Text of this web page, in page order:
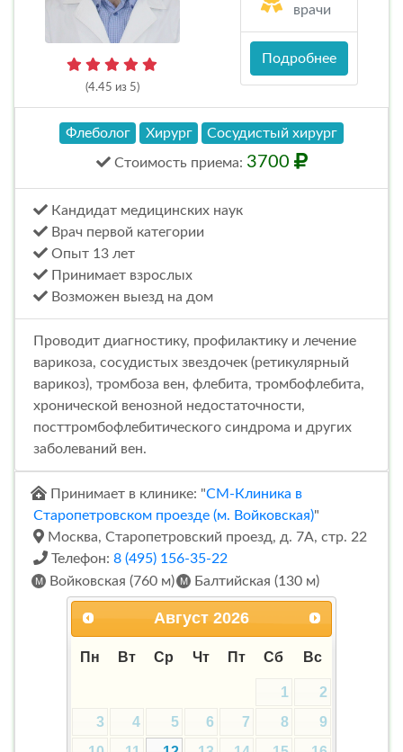
(4.45 из 5)
врачи
Подробнее
Флеболог Хирург Сосудистый хирург
Стоимость приема: 3700
Кандидат медицинских наук
Врач первой категории
Опыт 13 лет
Принимает взрослых
Возможен выезд на дом
Проводит диагностику, профилактику и лечение
варикоза, сосудистых звездочек (ретикулярный
варикоз), тромбоза вен, флебита, тромбофлебита,
хронической венозной недостаточности,
посттромбофлебитического синдрома и других
заболеваний вен.
Принимает в клинике: "СМ-Клиника в
Старопетровском проезде (м. Войковская)"
Москва, Старопетровский проезд, д. 7А, стр. 22
Телефон: 8 (495) 156-35-22
Войковская (760 м)
Балтийская (130 м)
Август 2026
Пн Вт Ср Чт Пт Сб Вс
1
2
3
4 5 6 7 8
9